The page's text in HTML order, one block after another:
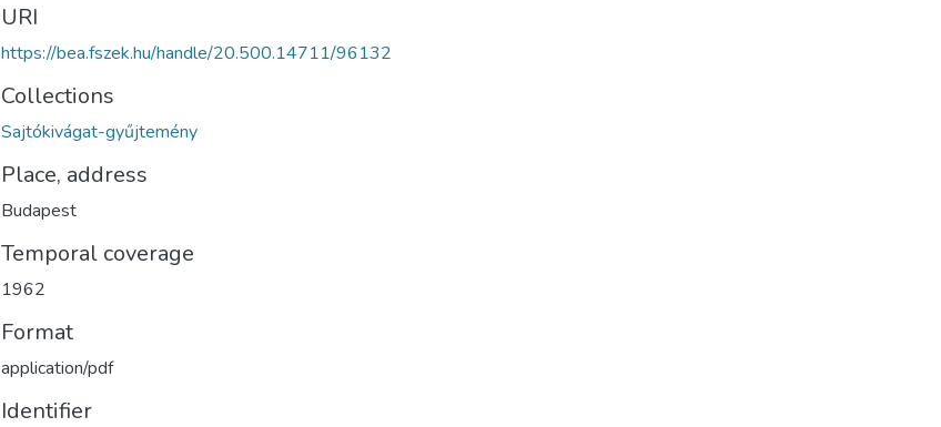
URI
https://bea.fszek.hu/handle/20.500.14711/96132
Collections
Sajtókivágat-gyűjtemény
Place, address
Budapest
Temporal coverage
1962
Format
application/pdf
Identifier